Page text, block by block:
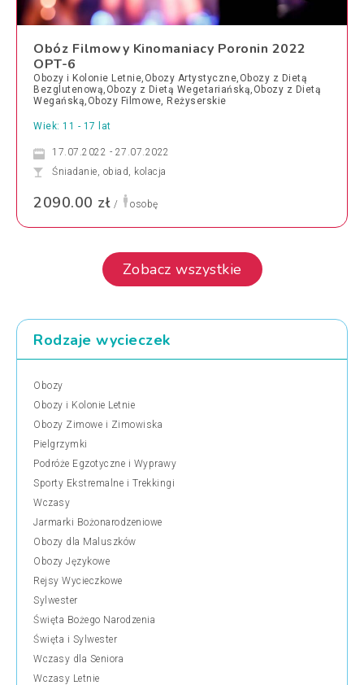
Obóz Filmowy Kinomaniacy Poronin 2022
OPT-6
Obozy i Kolonie Letnie,Obozy Artystyczne,Obozy z Dietą
Bezglutenową,Obozy z Dietą Wegetariańską,Obozy z Dietą
Wegańską,Obozy Filmowe, Reżyserskie
Wiek: 11 - 17 lat
17.07.2022 - 27.07.2022
Śniadanie, obiad, kolacja
2090.00 zł / osobę
Zobacz wszystkie
Rodzaje wycieczek
Obozy
Obozy i Kolonie Letnie
Obozy Zimowe i Zimowiska
Pielgrzymki
Podróże Egzotyczne i Wyprawy
Sporty Ekstremalne i Trekkingi
Wczasy
Jarmarki Bożonarodzeniowe
Obozy dla Maluszków
Obozy Językowe
Rejsy Wycieczkowe
Sylwester
Święta Bożego Narodzenia
Święta i Sylwester
Wczasy dla Seniora
Wczasy Letnie